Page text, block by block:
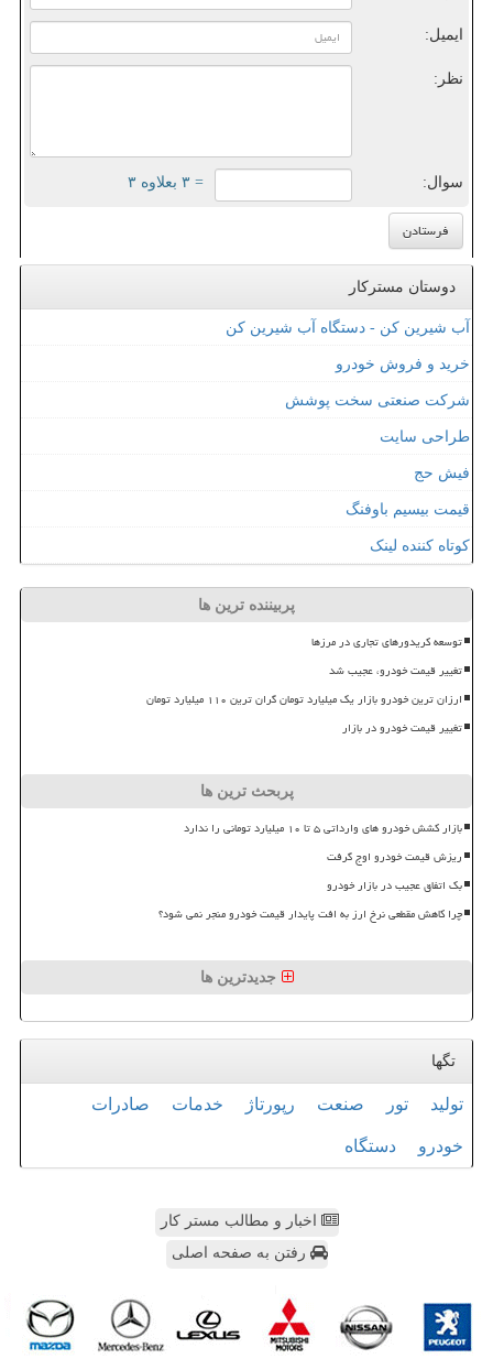
ایمیل:
نظر:
سوال: = ۳ بعلاوه ۳
دوستان مسترکار
آب شیرین کن - دستگاه آب شیرین کن
خرید و فروش خودرو
شرکت صنعتی سخت پوشش
طراحی سایت
فیش حج
قیمت بیسیم باوفنگ
کوتاه کننده لینک
پربیننده ترین ها
توسعه کریدورهای تجاری در مرزها
تغییر قیمت خودرو، عجیب شد
ارزان ترین خودرو بازار یک میلیارد تومان گران ترین ۱۱۰ میلیارد تومان
تغییر قیمت خودرو در بازار
پربحث ترین ها
بازار کشش خودرو های وارداتی ۵ تا ۱۰ میلیارد تومانی را ندارد
ریزش قیمت خودرو اوج گرفت
بک اتفاق عجیب در بازار خودرو
چرا کاهش مقطعی نرخ ارز به افت پایدار قیمت خودرو منجر نمی شود؟
جدیدترین ها
تگها
تولید تور صنعت رپورتاژ خدمات صادرات
خودرو دستگاه
اخبار و مطالب مستر کار
رفتن به صفحه اصلی